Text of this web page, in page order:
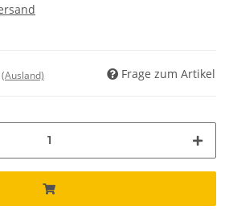
(Ausland) Frage zum Artikel